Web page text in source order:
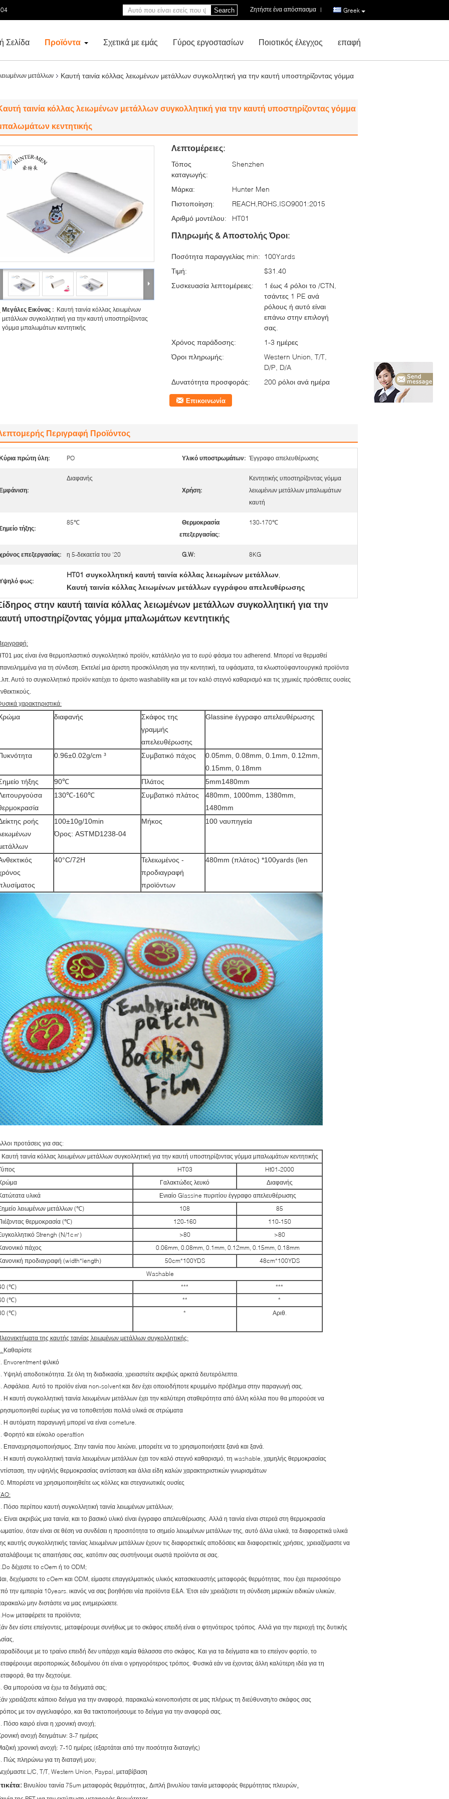
Greek
Ζητήστε ένα απόσπασμα |
Search
Σελίδα Προϊόντα Σχετικά με εμάς Γύρος εργοστασίων Ποιοτικός έλεγχος επαφή
μετάλλων Καυτή ταινία κόλλας λειωμένων μετάλλων συγκολλητική για την καυτή υποστηρίζοντας γόμμα
ταινία κόλλας λειωμένων μετάλλων συγκολλητική για την καυτή υποστηρίζοντας γόμμα
κεντητικής
Μεγάλες Εικόνας : Καυτή ταινία κόλλας λειωμένων
μετάλλων συγκολλητική για την καυτή υποστηρίζοντας
γόμμα μπαλωμάτων κεντητικής
Λεπτομέρειες:
Τόπος
καταγωγής:
Shenzhen
Μάρκα:
Hunter Men
Πιστοποίηση:
REACH,ROHS,ISO9001:2015
Αριθμό μοντέλου:
HT01
Πληρωμής & Αποστολής Όροι:
Ποσότητα παραγγελίας min: 100Yards
Τιμή:
$31.40
Συσκευασία λεπτομέρειες:
1 έως 4 ρόλοι το /CTN,
τσάντες 1 PE ανά
ρόλους ή αυτό είναι
επάνω στην επιλογή
σας.
Χρόνος παράδοσης:
1-3 ημέρες
Όροι πληρωμής:
Western Union, T/T,
D/P, D/A
Δυνατότητα προσφοράς:
200 ρόλοι ανά ημέρα
Επικοινωνία
Περιγραφή Προϊόντος
πρώτη ύλη: PO Υλικό υποστρωμάτων: Έγγραφο απελευθέρωσης
Διαφανής
Χρήση:
Κεντητικής υποστηρίζοντας γόμμα
λειωμένων μετάλλων μπαλωμάτων
καυτή
τήξης:
85℃
Θερμοκρασία
επεξεργασίας:
130-170℃
επεξεργασίας: η 5-δεκαετία του '20 G.W: 8KG
φως:
HT01 συγκολλητική καυτή ταινία κόλλας λειωμένων μετάλλων,
Καυτή ταινία κόλλας λειωμένων μετάλλων εγγράφου απελευθέρωσης
στην καυτή ταινία κόλλας λειωμένων μετάλλων συγκολλητική για την
υποστηρίζοντας γόμμα μπαλωμάτων κεντητικής
μας είναι ένα θερμοπλαστικό συγκολλητικό προϊόν, κατάλληλο για το ευρύ φάσμα του adherend. Μπορεί να θερμαθεί
για τη σύνδεση. Εκτελεί μια άριστη προσκόλληση για την κεντητική, τα υφάσματα, τα κλωστοϋφαντουργικά προϊόντα
Αυτό το συγκολλητικό προϊόν κατέχει το άριστο washability και με τον καλό στεγνό καθαρισμό και τις χημικές πρόσθετες ουσίες
χαρακτηριστικά:
διαφανής
Σκάφος της
γραμμής
απελευθέρωσης
Glassine έγγραφο απελευθέρωσης
0.96±0.02g/cm ³ Συμβατικό πάχος
0.05mm, 0.08mm, 0.1mm, 0.12mm,
0.15mm, 0.18mm
τήξης
90℃ Πλάτος
5mm1480mm
130℃-160℃ Συμβατικό πλάτος
480mm, 1000mm, 1380mm,
1480mm
ροής
100±10g/10min
Όρος: ASTMD1238-04
Μήκος 100 ναυπηγεία
40°C/72H
Τελειωμένος -
προδιαγραφή
προϊόντων
480mm (πλάτος) *100yards (len
προτάσεις για σας:
Καυτή ταινία κόλλας λειωμένων μετάλλων συγκολλητική για την καυτή υποστηρίζοντας γόμμα μπαλωμάτων κεντητικής
HT03
Ht01-2000
Γαλακτώδες λευκό
Διαφανής
υλικά
Ενιαίο Glassine πυριτίου έγγραφο απελευθέρωσης
λειωμένων μετάλλων (℃)
108
85
θερμοκρασία (℃)
120-160
110-150
Strengh (N/1c㎡)
>80
>80
πάχος
0.06mm, 0.08mm, 0.1mm, 0.12mm, 0.15mm, 0.18mm
προδιαγραφή (width*length)
50cm*100YDS
48cm*100YDS
Washable
(℃)
***
***
(℃)
**
*
(℃)
* Αριθ.
της καυτής ταινίας λειωμένων μετάλλων συγκολλητικής:
Καθαρίστε
Envorentment φιλικό
Υψηλή αποδοτικότητα. Σε όλη τη διαδικασία, χρειαστείτε ακριβώς αρκετά δευτερόλεπτα.
Ασφάλεια. Αυτό το προϊόν είναι non-solvent και δεν έχει οποιοδήποτε κρυμμένο πρόβλημα στην παραγωγή σας.
Η καυτή συγκολλητική ταινία λειωμένων μετάλλων έχει την καλύτερη σταθερότητα από άλλη κόλλα που θα μπορούσε να
ευρέως για να τοποθετήσει πολλά υλικά σε στρώματα
Η αυτόματη παραγωγή μπορεί να είναι cometure.
Φορητό και εύκολο operattion
Επαναχρησιμοποιήσιμος. Στην ταινία που λειώνει, μπορείτε να το χρησιμοποιήσετε ξανά και ξανά.
Η καυτή συγκολλητική ταινία λειωμένων μετάλλων έχει τον καλό στεγνό καθαρισμό, τη washable, χαμηλής θερμοκρασίας
την υψηλής θερμοκρασίας αντίσταση και άλλα είδη καλών χαρακτηριστικών γνωρισμάτων
Μπορέστε να χρησιμοποιηθείτε ως κόλλες και στεγανωτικές ουσίες
Πόσο περίπου καυτή συγκολλητική ταινία λειωμένων μετάλλων;
Είναι ακριβώς μια ταινία, και το βασικό υλικό είναι έγγραφο απελευθέρωσης. Αλλά η ταινία είναι στερεά στη θερμοκρασία
όταν είναι σε θέση να συνδέσει η προσιτότητα το σημείο λειωμένων μετάλλων της, αυτό άλλα υλικά, τα διαφορετικά υλικά
καυτής συγκολλητικής ταινίας λειωμένων μετάλλων έχουν τις διαφορετικές αποδόσεις και διαφορετικές χρήσεις, χρειαζόμαστε να
τις απαιτήσεις σας, κατόπιν σας συστήνουμε σωστά προϊόντα σε σας.
δέχεστε το cOem ή το ODM;
δεχόμαστε το cOem και ODM, είμαστε επαγγελματικός υλικός κατασκευαστής μεταφοράς θερμότητας, που έχει περισσότερο
την εμπειρία 10years. ικανός να σας βοηθήσει νέα προϊόντα Ε&Α. Έτσι εάν χρειάζεστε τη σύνδεση μερικών ειδικών υλικών,
μην διστάστε να μας ενημερώσετε.
μεταφέρετε τα προϊόντα;
δεν είστε επείγοντες, μεταφέρουμε συνήθως με το σκάφος επειδή είναι ο φτηνότερος τρόπος. Αλλά για την περιοχή της δυτικής
με το τραίνο επειδή δεν υπάρχει καμία θάλασσα στο σκάφος. Και για τα δείγματα και το επείγον φορτίο, το
αεροπορικώς δεδομένου ότι είναι ο γρηγορότερος τρόπος. Φυσικά εάν να έχοντας άλλη καλύτερη ιδέα για τη
θα την δεχτούμε.
Θα μπορούσα να έχω τα δείγματά σας;
χρειάζεστε κάποιο δείγμα για την αναφορά, παρακαλώ κοινοποιήστε σε μας πλήρως τη διεύθυνση/το σκάφος σας
με τον αγγελιαφόρο, και θα τακτοποιήσουμε το δείγμα για την αναφορά σας.
Πόσο καιρό είναι η χρονική ανοχή;
ανοχή δειγμάτων: 3-7 ημέρες
χρονική ανοχή: 7-10 ημέρες (εξαρτάται από την ποσότητα διαταγής)
Πώς πληρώνω για τη διαταγή μου;
L/C, T/T, Western Union, Paypal, μεταβίβαση
Βινυλίου ταινία 75um μεταφοράς θερμότητας Διπλή βινυλίου ταινία μεταφοράς θερμότητας πλευρών